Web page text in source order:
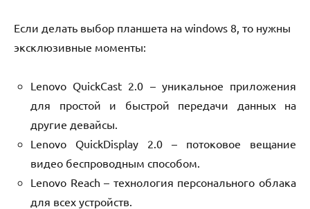
Если делать выбор планшета на windows 8, то нужны
эксклюзивные моменты:
Lenovo QuickCast 2.0 – уникальное приложения
для простой и быстрой передачи данных на
другие девайсы.
Lenovo QuickDisplay 2.0 – потоковое вещание
видео беспроводным способом.
Lenovo Reach – технология персонального облака
для всех устройств.